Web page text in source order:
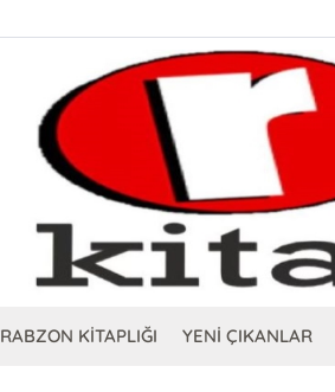
KİTAPLIĞI YENİ ÇIKANLAR